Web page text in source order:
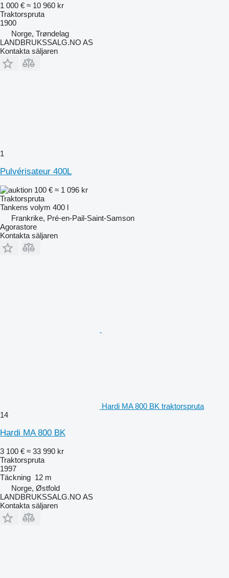
1 000 € ≈ 10 960 kr
Traktorspruta
1900
Norge, Trøndelag
LANDBRUKSSALG.NO AS
Kontakta säljaren
1
Pulvérisateur 400L
100 € ≈ 1 096 kr
Traktorspruta
Tankens volym 400 l
Frankrike, Pré-en-Pail-Saint-Samson
Agorastore
Kontakta säljaren
Hardi MA 800 BK traktorspruta
14
Hardi MA 800 BK
3 100 € ≈ 33 990 kr
Traktorspruta
1997
Täckning 12 m
Norge, Østfold
LANDBRUKSSALG.NO AS
Kontakta säljaren